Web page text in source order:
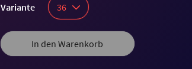
Variante 36
In den Warenkorb